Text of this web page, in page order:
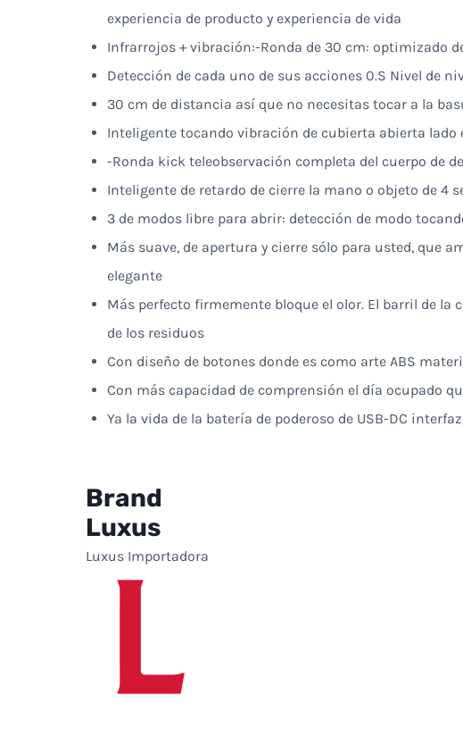
experiencia de producto y experiencia de vida
Infrarrojos + vibración:-Ronda de 30 cm: optimizado
Detección de cada uno de sus acciones 0.S Nivel de
30 cm de distancia así que no necesitas tocar a la
Inteligente tocando vibración de cubierta abierta
-Ronda kick teleobservación completa del cuerpo de
Inteligente de retardo de cierre la mano o objeto de
3 de modos libre para abrir: detección de modo
Más suave, de apertura y cierre sólo para usted,
elegante
Más perfecto firmemente bloque el olor. El barril de
de los residuos
Con diseño de botones donde es como arte ABS
Con más capacidad de comprensión el día ocupado
Ya la vida de la batería de poderoso de USB-DC
Brand
Luxus
Luxus Importadora